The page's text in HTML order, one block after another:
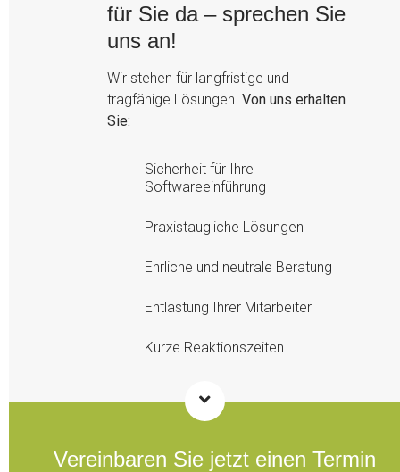
für Sie da – sprechen Sie
uns an!
Wir stehen für langfristige und
tragfähige Lösungen. Von uns erhalten
Sie:
Sicherheit für Ihre
Softwareeinführung
Praxistaugliche Lösungen
Ehrliche und neutrale Beratung
Entlastung Ihrer Mitarbeiter
Kurze Reaktionszeiten
Vereinbaren Sie jetzt einen Termin